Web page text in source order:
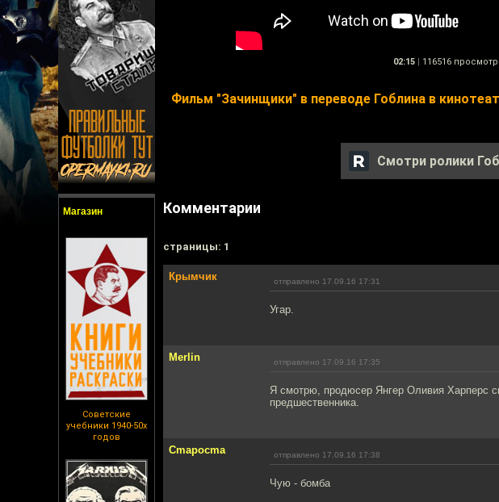
Магазин
Советские
учебники 1940-50х
годов
02:15 | 116516
Фильм "Зачинщики" в переводе Гоблина в
Смотри ролики
Комментарии
cтраницы: 1
Крымчик отправлено 17.09.16 17:31
Угар.
Merlin отправлено 17.09.16 17:35
Я смотрю, продюсер Янгер Оливия Харперс
предшественника.
Cmapocma отправлено 17.09.16 17:38
Чую - бомба